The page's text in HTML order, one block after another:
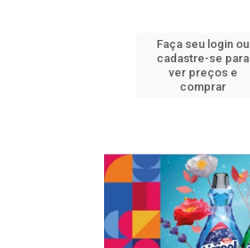
Faça seu login ou
cadastre-se para
ver preços e
comprar